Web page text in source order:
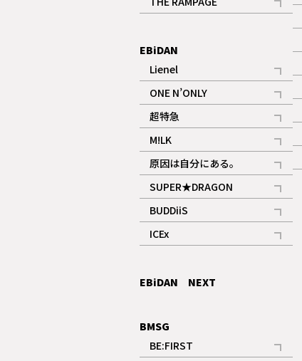
記事
EBiDAN
Lienel
記事
ONE N’ONLY
記事
超特急
記事
ギャラリー
M!LK
記事
原因は自分にある。
記事
SUPER★DRAGON
記事
BUDDiiS
記事
ICEx
記事
EBiDAN NEXT
BMSG
BE:FIRST